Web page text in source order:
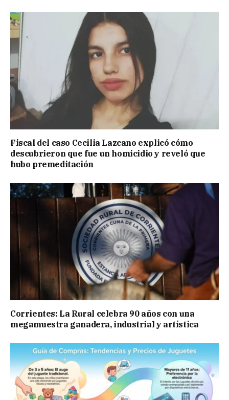
Fiscal del caso Cecilia Lazcano explicó cómo
descubrieron que fue un homicidio y reveló que
hubo premeditación
Corrientes: La Rural celebra 90 años con una
megamuestra ganadera, industrial y artística